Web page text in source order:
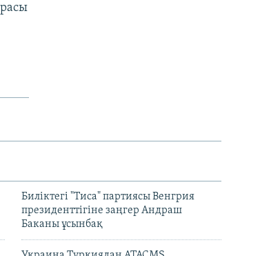
Биліктегі "Тиса" партиясы Венгрия
президенттігіне заңгер Андраш
Баканы ұсынбақ